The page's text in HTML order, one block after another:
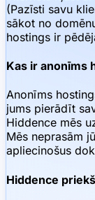
(Pazīsti savu
sākot no
hostings ir
Kas ir anonīms
Anonīms
jums pierādīt
Hiddence mēs
Mēs neprasām
apliecinošus
Hiddence